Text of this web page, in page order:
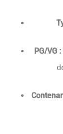
PG/VG :